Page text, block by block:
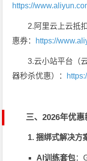
https://
2.阿里云上云抵
惠券： https://
3.云小站平台（
器秒杀优惠）：
三、2026年优惠
1. 捆绑式解决方
AI训练套包：